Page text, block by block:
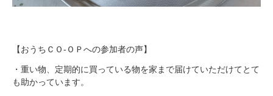
【おうちＣＯ-ＯＰへの参加者の声】
・重い物、定期的に買っている物を家まで届けていただけてとて
も助かっています。